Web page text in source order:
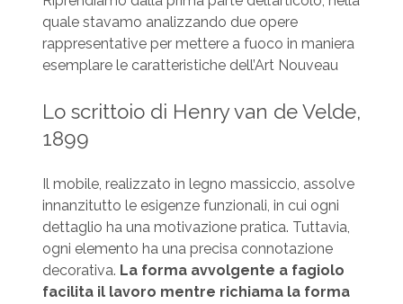
quale stavamo analizzando due opere
rappresentative per mettere a fuoco in maniera
esemplare le caratteristiche dell’Art Nouveau
Lo scrittoio di Henry van de Velde,
1899
Il mobile, realizzato in legno massiccio, assolve
innanzitutto le esigenze funzionali, in cui ogni
dettaglio ha una motivazione pratica. Tuttavia,
ogni elemento ha una precisa connotazione
decorativa. La forma avvolgente a fagiolo
facilita il lavoro mentre richiama la forma